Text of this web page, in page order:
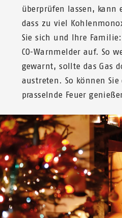
überprüfen lassen, kann
dass zu viel
Sie sich und Ihre
CO-Warnmelder auf. So
gewarnt, sollte das Gas
austreten. So können
prasselnde Feuer